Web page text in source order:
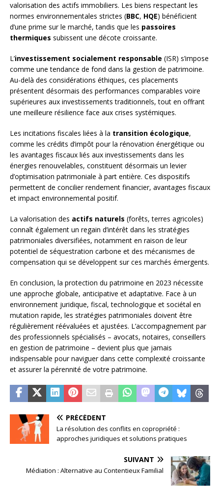
valorisation des actifs immobiliers. Les biens respectant les
normes environnementales strictes (BBC, HQE) bénéficient
d’une prime sur le marché, tandis que les passoires
thermiques subissent une décote croissante.
L’investissement socialement responsable (ISR) s’impose
comme une tendance de fond dans la gestion de patrimoine.
Au-delà des considérations éthiques, ces placements
présentent désormais des performances comparables voire
supérieures aux investissements traditionnels, tout en offrant
une meilleure résilience face aux crises systémiques.
Les incitations fiscales liées à la transition écologique,
comme les crédits d’impôt pour la rénovation énergétique ou
les avantages fiscaux liés aux investissements dans les
énergies renouvelables, constituent désormais un levier
d’optimisation patrimoniale à part entière. Ces dispositifs
permettent de concilier rendement financier, avantages fiscaux
et impact environnemental positif.
La valorisation des actifs naturels (forêts, terres agricoles)
connaît également un regain d’intérêt dans les stratégies
patrimoniales diversifiées, notamment en raison de leur
potentiel de séquestration carbone et des mécanismes de
compensation qui se développent sur ces marchés émergents.
En conclusion, la protection du patrimoine en 2023 nécessite
une approche globale, anticipative et adaptative. Face à un
environnement juridique, fiscal, technologique et sociétal en
mutation rapide, les stratégies patrimoniales doivent être
régulièrement réévaluées et ajustées. L’accompagnement par
des professionnels spécialisés – avocats, notaires, conseillers
en gestion de patrimoine – devient plus que jamais
indispensable pour naviguer dans cette complexité croissante
et assurer la pérennité de votre patrimoine.
PRÉCÉDENT
La résolution des conflits en copropriété :
approches juridiques et solutions pratiques
SUIVANT
Médiation : Alternative au Contentieux Familial